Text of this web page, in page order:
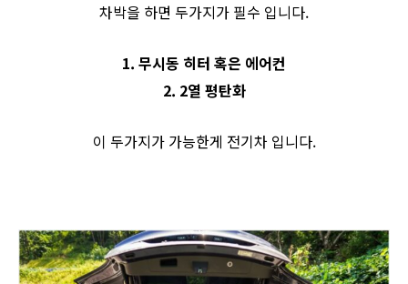
차박을 하면 두가지가 필수 입니다.
1. 무시동 히터 혹은 에어컨
2. 2열 평탄화
이 두가지가 가능한게 전기차 입니다.